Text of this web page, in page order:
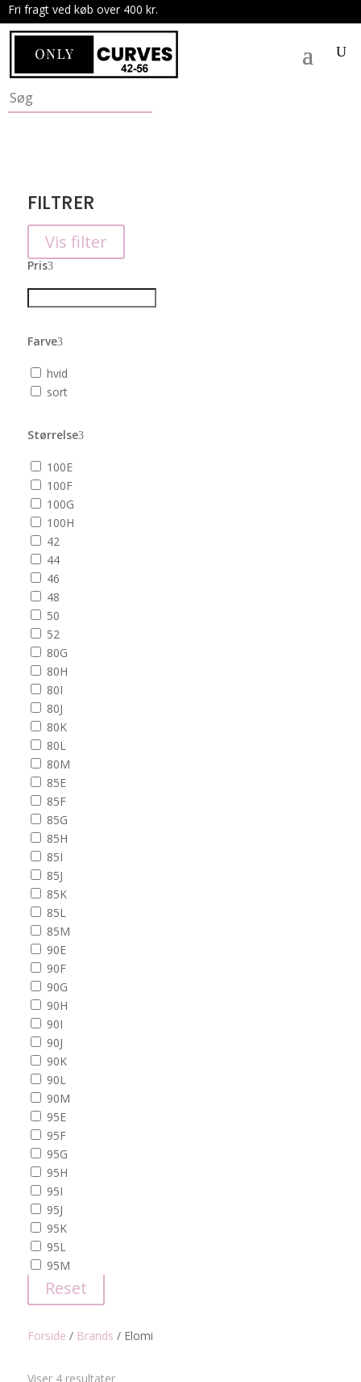
Fri fragt ved køb over 400 kr.
FILTRER
Vis filter
Pris
Farve
hvid
sort
Størrelse
100E
100F
100G
100H
42
44
46
48
50
52
80G
80H
80I
80J
80K
80L
80M
85E
85F
85G
85H
85I
85J
85K
85L
85M
90E
90F
90G
90H
90I
90J
90K
90L
90M
95E
95F
95G
95H
95I
95J
95K
95L
95M
Reset
Forside / Brands / Elomi
Viser 4 resultaterSorteret